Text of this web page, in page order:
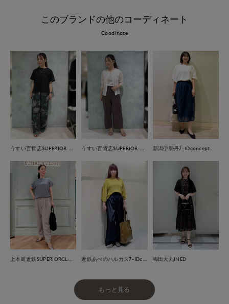
このブランドの他のコーディネート
Coodinate
新潟伊勢丹7-IDconcept.
梅田大丸INED
もっと見る